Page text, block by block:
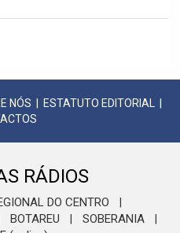
NÓS ESTATUTO EDITORIAL
RÁDIOS
DO CENTRO
BOTAREU SOBERANIA